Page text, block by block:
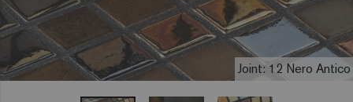
Joint: 12 Nero Antico